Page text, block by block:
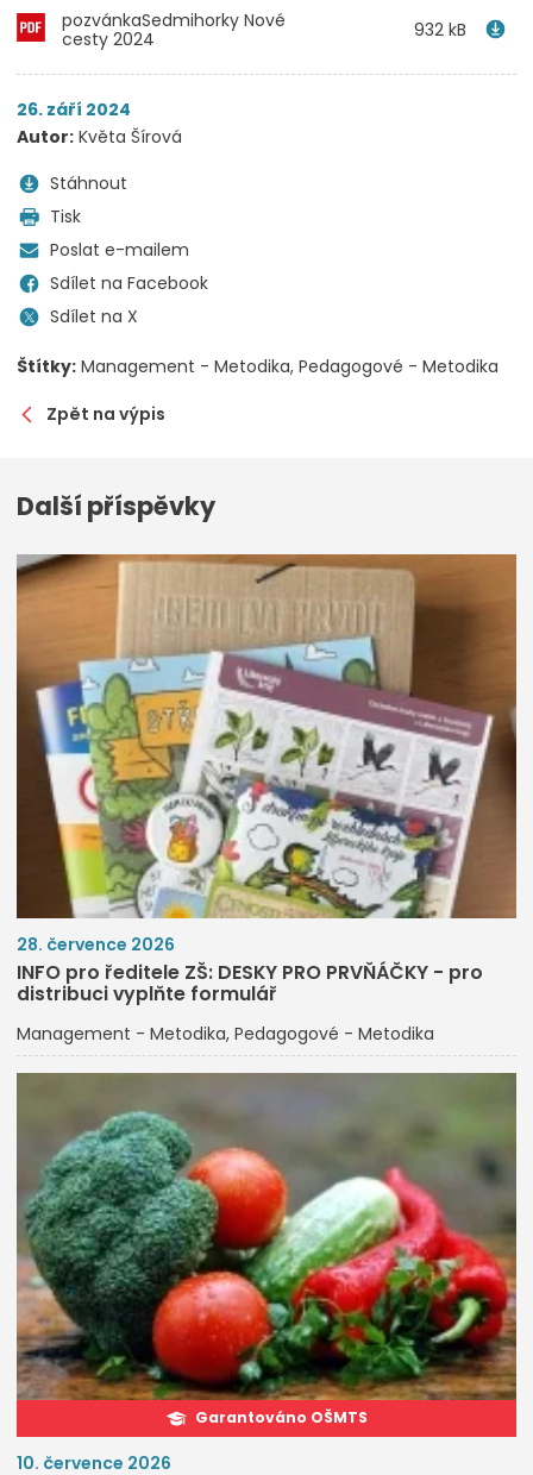
pozvánkaSedmihorky Nové
cesty 2024
932 kB
26. září 2024
Autor: Květa Šírová
Stáhnout
Tisk
Poslat e-mailem
Sdílet na Facebook
Sdílet na X
Štítky: Management - Metodika Pedagogové - Metodika
Zpět na výpis
Další příspěvky
28. července 2026
INFO pro ředitele ZŠ: DESKY PRO PRVŇÁČKY - pro
distribuci vyplňte formulář
Management - Metodika Pedagogové - Metodika
Garantováno OŠMTS
10. července 2026